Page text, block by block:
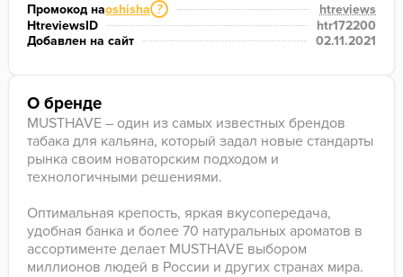
Промокод наoshisha ?
htreviews
HtreviewsID
htr172200
Добавлен на сайт
02.11.2021
О бренде
MUSTHAVE – один из самых известных брендов
табака для кальяна, который задал новые стандарты
рынка своим новаторским подходом и
технологичными решениями.
Оптимальная крепость, яркая вкусопередача,
удобная банка и более 70 натуральных ароматов в
ассортименте делает MUSTHAVE выбором
миллионов людей в России и других странах мира.